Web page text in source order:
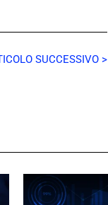
SUCCESSIVO >